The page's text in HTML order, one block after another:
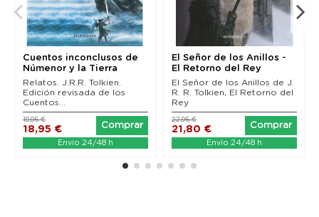
Cuentos inconclusos de
Númenor y la Tierra
Media (Edición...
Relatos. J.R.R. Tolkien.
Edición revisada de los
Cuentos...
18,95 €
19,95 €
Comprar
Envío 24/48 h
El Señor de los Anillos -
El Retorno del Rey
(edición revisada)
El Señor de los Anillos de J.
R. R. Tolkien, El Retorno del
Rey
21,80 €
22,95 €
Comprar
Envío 24/48 h